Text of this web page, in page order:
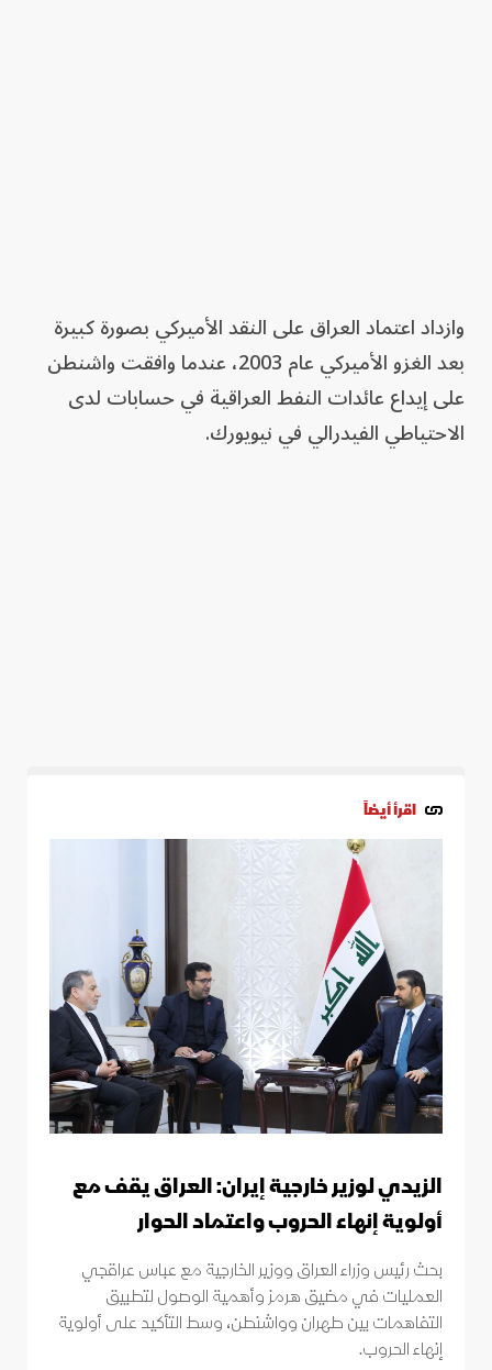
وازداد اعتماد العراق على النقد الأميركي بصورة كبيرة
بعد الغزو الأميركي عام 2003، عندما وافقت واشنطن
على إيداع عائدات النفط العراقية في حسابات لدى
الاحتياطي الفيدرالي في نيويورك.
اقرأ أيضاً
الزيدي لوزير خارجية إيران: العراق يقف مع
أولوية إنهاء الحروب واعتماد الحوار
بحث رئيس وزراء العراق ووزير الخارجية مع عباس عراقجي
العمليات في مضيق هرمز وأهمية الوصول لتطبيق
التفاهمات بين طهران وواشنطن، وسط التأكيد على أولوية
إنهاء الحروب.